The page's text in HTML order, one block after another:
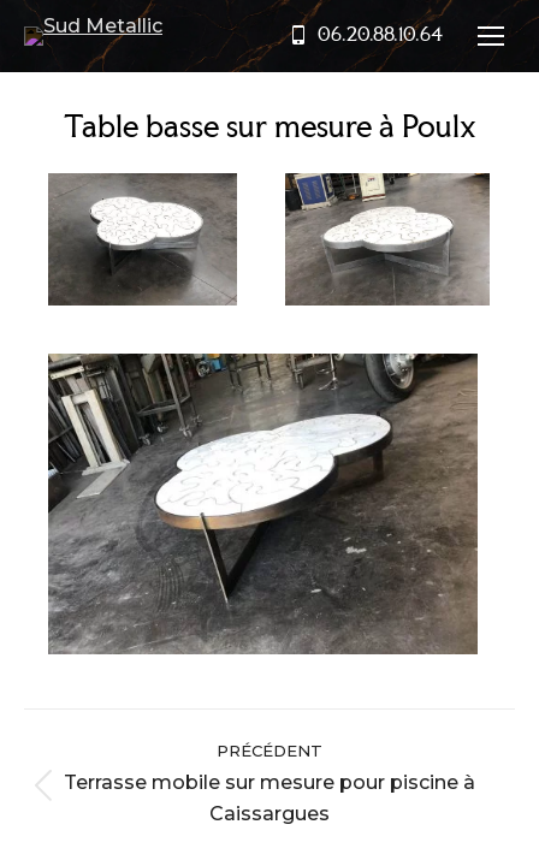
06.20.88.10.64
Table basse sur mesure à Poulx
album
PRÉCÉDENT
précédent
Terrasse mobile sur mesure pour piscine à
Caissargues